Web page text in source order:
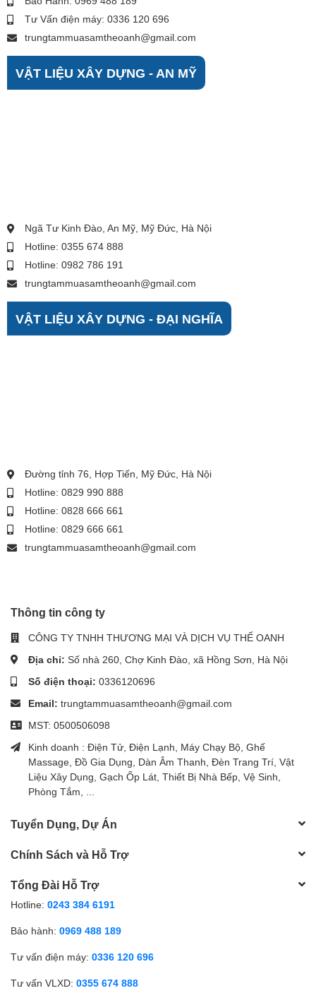
Tư Vấn điện máy: 0336 120 696
trungtammuasamtheoanh@gmail.com
VẬT LIỆU XÂY DỰNG - AN MỸ
Ngã Tư Kinh Đào, An Mỹ, Mỹ Đức, Hà Nội
Hotline: 0355 674 888
Hotline: 0982 786 191
trungtammuasamtheoanh@gmail.com
VẬT LIỆU XÂY DỰNG - ĐẠI NGHĨA
Đường tỉnh 76, Hợp Tiến, Mỹ Đức, Hà Nội
Hotline: 0829 990 888
Hotline: 0828 666 661
Hotline: 0829 666 661
trungtammuasamtheoanh@gmail.com
Thông tin công ty
CÔNG TY TNHH THƯƠNG MẠI VÀ DỊCH VỤ THỂ OANH
Địa chỉ: Số nhà 260, Chợ Kinh Đào, xã Hồng Sơn, Hà Nội
Số điện thoại: 0336120696
Email: trungtammuasamtheoanh@gmail.com
MST: 0500506098
Kinh doanh : Điện Tử, Điện Lạnh, Máy Chạy Bộ, Ghế
Massage, Đồ Gia Dụng, Dàn Âm Thanh, Đèn Trang Trí, Vật
Liệu Xây Dụng, Gạch Ốp Lát, Thiết Bị Nhà Bếp, Vệ Sinh,
Phòng Tắm, ...
Tuyển Dụng, Dự Án
Chính Sách và Hỗ Trợ
Tổng Đài Hỗ Trợ
Hotline: 0243 384 6191
Bảo hành: 0969 488 189
Tư vấn điện máy: 0336 120 696
Tư vấn VLXD: 0355 674 888